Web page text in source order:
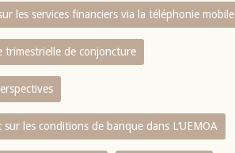
les services financiers via la téléphonie mobile
trimestrielle de conjoncture
sur les conditions de banque dans L‘UEMOA